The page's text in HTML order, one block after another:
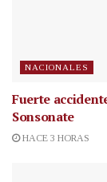
NACIONALES
Fuerte
Sonsonate
HACE 3 HORAS